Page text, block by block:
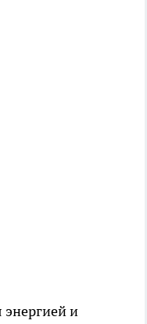
и